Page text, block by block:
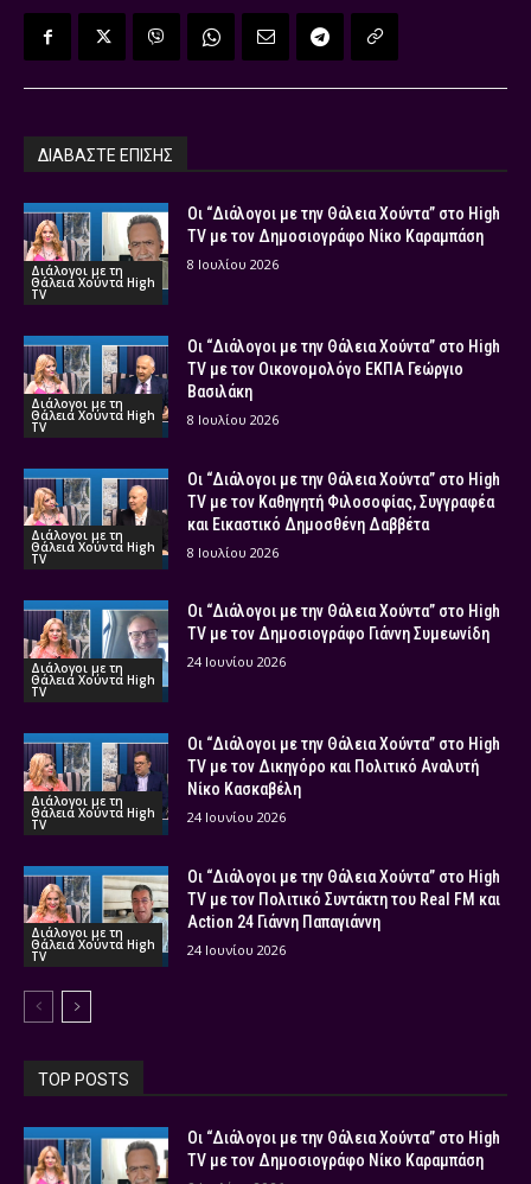
ΔΙΑΒΑΣΤΕ ΕΠΙΣΗΣ
Διάλογοι με τη
Θάλεια Χούντα High
TV
Οι “Διάλογοι με την Θάλεια Χούντα” στο High
TV με τον Δημοσιογράφο Νίκο Καραμπάση
8 Ιουλίου 2026
Διάλογοι με τη
Θάλεια Χούντα High
TV
Οι “Διάλογοι με την Θάλεια Χούντα” στο High
TV με τον Οικονομολόγο ΕΚΠΑ Γεώργιο
Βασιλάκη
8 Ιουλίου 2026
Διάλογοι με τη
Θάλεια Χούντα High
TV
Οι “Διάλογοι με την Θάλεια Χούντα” στο High
TV με τον Καθηγητή Φιλοσοφίας, Συγγραφέα
και Εικαστικό Δημοσθένη Δαββέτα
8 Ιουλίου 2026
Διάλογοι με τη
Θάλεια Χούντα High
TV
Οι “Διάλογοι με την Θάλεια Χούντα” στο High
TV με τον Δημοσιογράφο Γιάννη Συμεωνίδη
24 Ιουνίου 2026
Διάλογοι με τη
Θάλεια Χούντα High
TV
Οι “Διάλογοι με την Θάλεια Χούντα” στο High
TV με τον Δικηγόρο και Πολιτικό Αναλυτή
Νίκο Κασκαβέλη
24 Ιουνίου 2026
Διάλογοι με τη
Θάλεια Χούντα High
TV
Οι “Διάλογοι με την Θάλεια Χούντα” στο High
TV με τον Πολιτικό Συντάκτη του Real FM και
Action 24 Γιάννη Παπαγιάννη
24 Ιουνίου 2026
TOP POSTS
Οι “Διάλογοι με την Θάλεια Χούντα” στο High
TV με τον Δημοσιογράφο Νίκο Καραμπάση